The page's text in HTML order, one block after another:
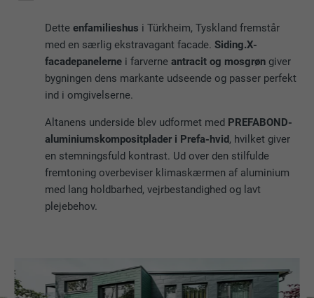
Detteenfamilieshus i Türkheim, Tyskland fremstår
med en særlig ekstravagant facade.Siding.X-
facadepanelerne i farverneantracit og mosgrøn giver
bygningen dens markante udseende og passer perfekt
ind i omgivelserne.
Altanens underside blev udformet med PREFABOND-
aluminiumskompositplader i Prefa-hvid, hvilket giver
en stemningsfuld kontrast. Ud over den stilfulde
fremtoning overbeviser klimaskærmen af aluminium
med lang holdbarhed, vejrbestandighed og lavt
plejebehov.